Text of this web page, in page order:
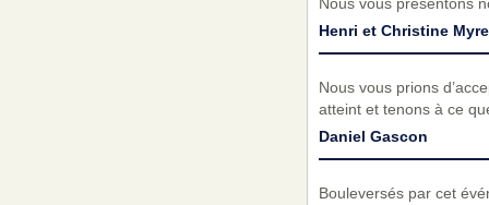
Henri et Christine Myre
Nous vous prions
atteint et tenons à ce
Daniel Gascon
Bouleversés par cet